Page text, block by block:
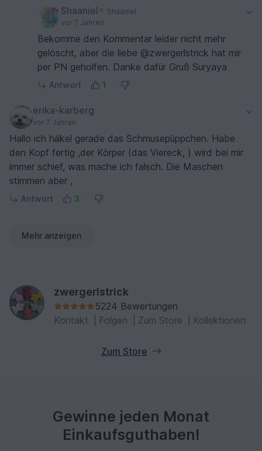
Shaaniel
Shaaniel
vor 7 Jahren
Bekomme den Kommentar leider nicht mehr
gelöscht, aber die liebe @zwergerlstrick hat mir
per PN geholfen. Danke dafür Gruß Suryaya
Antwort 1
erika-karberg
vor 7 Jahren
Hallo ich häkel gerade das Schmusepüppchen. Habe
den Kopf fertig ,der Körper (das Viereck, ) wird bei mir
immer schief, was mache ich falsch. Die Maschen
stimmen aber ,
Antwort 3
Mehr anzeigen
zwergerlstrick
5224 Bewertungen
Kontakt
Folgen Zum Store Kollektionen
Zum Store
Gewinne jeden Monat
Einkaufsguthaben!